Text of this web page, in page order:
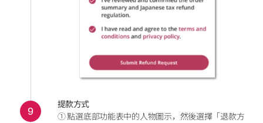
9
提款方式
① 點選底部功能表中的人物圖示，然後選擇「退款方